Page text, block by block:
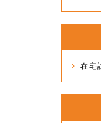
在宅